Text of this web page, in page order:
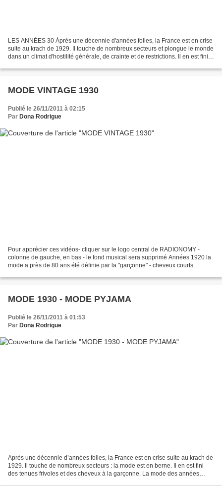
LES ANNÉES 30 Àprès une décennie d'années folles, la France est en crise
suite au krach de 1929. Il touche de nombreux secteurs et plongue le monde
dans un climat d'hostilité générale, de crainte et de restrictions. Il en est fini
MODE VINTAGE 1930
Publié le 26/11/2011 à 02:15
Par Dona Rodrigue
Pour apprécier ces vidéos- cliquer sur le logo central de RADIONOMY -
colonne de gauche, en bas - le fond musical sera supprimé Années 1920 la
mode a près de 80 ans été définie par la "garçonne" - cheveux courts
MODE 1930 - MODE PYJAMA
Publié le 26/11/2011 à 01:53
Par Dona Rodrigue
Après une décennie d’années folles, la France est en crise suite au krach de
1929. Il touche de nombreux secteurs : la mode est en berne. Il en est fini
des tenues frivoles et des cheveux à la garçonne. La mode des années